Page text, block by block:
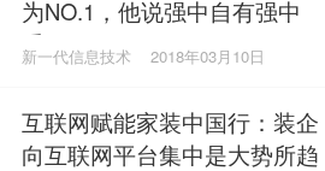
为NO.1，他说强中自有强中
手！
新一代信息技术 2018年03月10日
互联网赋能家装中国行：装企
向互联网平台集中是大势所趋